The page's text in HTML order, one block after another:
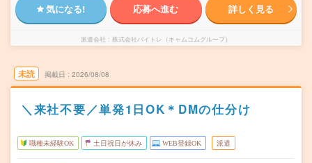
気になる! 応募へ進む 詳しく見る
派遣会社 株式会社バイトレ（キャムコムグループ）
未読 掲載日 2026/08/08
＼来社不要／単発1日OK＊DMの仕分け
職種未経験OK 土日祝日が休み WEB登録OK 派遣